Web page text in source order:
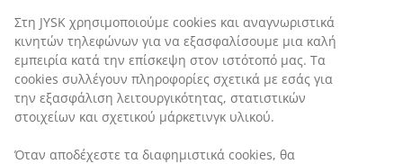
Χαρακτηριστικά προϊόντος
Αξιολογήσεις
Στη JYSK χρησιμοποιούμε cookies και αναγνωριστικά
κινητών τηλεφώνων για να εξασφαλίσουμε μια καλή
εμπειρία κατά την επίσκεψη στον ιστότοπό μας. Τα
cookies συλλέγουν πληροφορίες σχετικά με εσάς για
την εξασφάλιση λειτουργικότητας, στατιστικών
στοιχείων και σχετικού μάρκετινγκ υλικού.
Όταν αποδέχεστε τα διαφημιστικά cookies, θα